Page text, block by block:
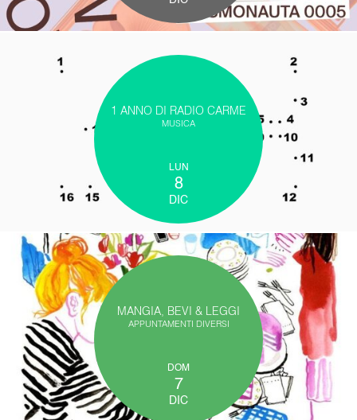
1 ANNO DI RADIO CARME
MUSICA
LUN
8
DIC
MANGIA, BEVI & LEGGI
APPUNTAMENTI DIVERSI
DOM
7
DIC